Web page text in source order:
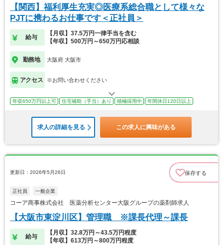
【関西】福利厚生充実◎医療系総合職として様々な
PJTに携わるお仕事です＜正社員＞
給与
【月収】37.5万円一律手当を含む
【年収】500万円～650万円応相談
勤務地 大阪府 大阪市
アクセス ※お問い合わせください
年収650万円以上可 住宅補助（手当）あり 積極採用中 年間休日120日以上
求人の詳細を見る この求人に興味がある
更新日：2026年5月26日 保存する
正社員 一般企業
コーア商事株式会社 医薬分析センター大阪グループの薬剤師求人
【大阪市東淀川区】管理職 ※課長代理～課長
給与
【月収】32.8万円～43.5万円程度
【年収】613万円～800万円程度